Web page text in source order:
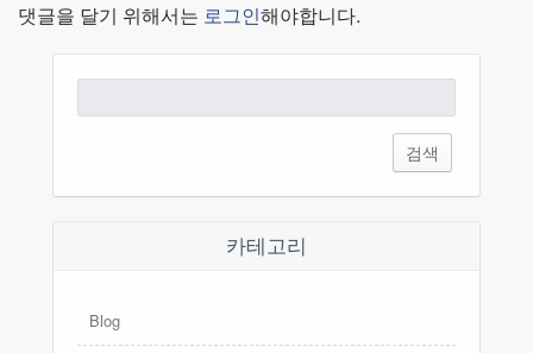
댓글을 달기 위해서는 로그인해야합니다.
색:
카테고리
Blog